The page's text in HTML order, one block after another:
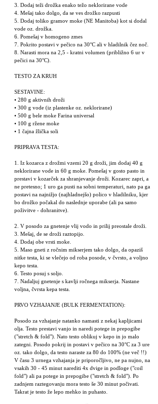
3. Dodaj teži drožka enako težo neklorirane vode
4. Mešaj tako dolgo, da se ves drožko razpusti
5. Dodaj toliko gramov moke (NE Manitoba) kot si dodal
vode oz. drožka.
6. Pomešaj v homogeno zmes
7. Pokrito postavi v pečico na 30°C ali v hladilnik čez noč.
8. Narasti mora na 2,5 - kratni volumen (približno 6 ur v
pečici na 30°C).
TESTO ZA KRUH
SESTAVINE:
• 280 g aktivnih droži
• 300 g vode (iz plastenke oz. neklorirane)
• 500 g bele moke Farina universal
• 100 g ržene moke
• 1 čajna žlička soli
PRIPRAVA TESTA:
1. Iz kozarca z drožmi vzemi 20 g droži, jim dodaj 40 g
neklorirane vode in 60 g moke. Pomešaj v gosto pasto in
prestavi v kozarček za shranjevanje droži. Kozarec zapri, a
ne pretesno; 1 uro ga pusti na sobni temperaturi, nato pa ga
postavi na najnižjo (najhladnejšo) polico v hladilniku, kjer
bo drožko počakal do naslednje uporabe (ali pa samo
poživitve - dohranitve).
2. V posodo za gnetenje vlij vodo in prilij preostale droži.
3. Mešaj, de se droži raztopijo.
4. Dodaj obe vrsti moke.
5. Maso gneti z ročnim mikserjem tako dolgo, da opaziš
nitke testa, ki se vlečejo od roba posode, v čvrsto, a voljno
kepo testa.
6. Testo posuj s soljo.
7. Nadaljuj gnetenje s kavlji ročnega mikserja. Nastane
voljna, čvrsta kepa testa.
PRVO VZHAJANJE (BULK FERMENTATION):
Posodo za vzhajanje natanko namasti z nekaj kapljicami
olja. Testo prestavi vanjo in naredi potege in prepogibe
("stretch & fold"). Nato testo oblikuj v kepo in jo malo
zategni. Posodo pokrij in postavi v pečico na 30°C za 3 ure
oz. tako dolgo, da testo naraste za 80 do 100% (ne več !!)
V času 3 urnega vzhajanja je priporočljivo, ne pa nujno, na
vsakih 30 - 45 minut narediti 4x dvige in podloge ("coil
fold") ali pa potege in prepogibe ("stretch & fold"). Po
zadnjem raztegovanju mora testo še 30 minut počivati.
Takrat je testo že lepo mehko in puhasto.